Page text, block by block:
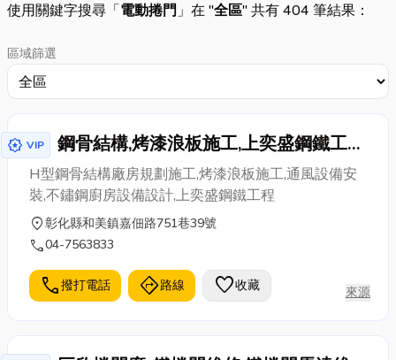
使用關鍵字搜尋「電動捲門」在 "全區" 共有 404 筆結果：
區域篩選
award_star VIP
鋼骨結構,烤漆浪板施工,上奕盛鋼鐵工程
有限公司
H型鋼骨結構廠房規劃施工,烤漆浪板施工,通風設備安
裝,不鏽鋼廚房設備設計,上奕盛鋼鐵工程
location_on彰化縣和美鎮嘉佃路751巷39號
call04-7563833
call撥打電話 directions路線 favorite收藏 來源